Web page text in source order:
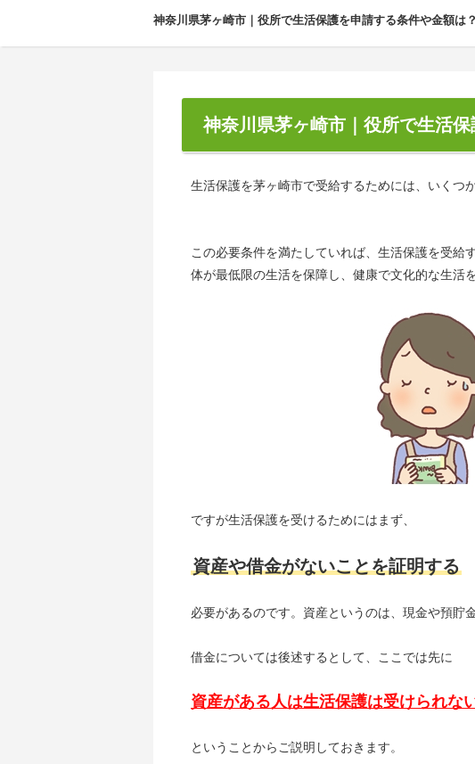
神奈川県茅ヶ崎市｜役所で生活保護を申請する条件や金額は？
神奈川県茅ヶ崎市｜役所で生活
生活保護を茅ヶ崎市で受給するためには、いくつ
この必要条件を満たしていれば、生活保護を受
体が最低限の生活を保障し、健康で文化的な生活
ですが生活保護を受けるためにはまず、
資産や借金がないことを証明する
必要があるのです。資産というのは、現金や預貯
借金については後述するとして、ここでは先に
資産がある人は生活保護は受けられな
ということからご説明しておきます。